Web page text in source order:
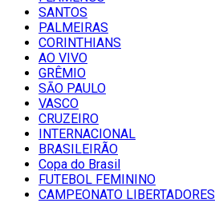
SANTOS
PALMEIRAS
CORINTHIANS
AO VIVO
GRÊMIO
SĀO PAULO
VASCO
CRUZEIRO
INTERNACIONAL
BRASILEIRÃO
Copa do Brasil
FUTEBOL FEMININO
CAMPEONATO LIBERTADORES